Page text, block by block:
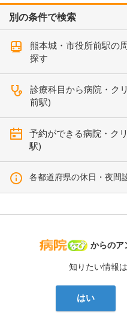
別の条件で検索
熊本城・市役所前駅の
探す
診療科目から病院・ク
前駅)
予約ができる病院・ク
駅)
各都道府県の休日・夜間
病院なび
からのア
知りたい情報
はい